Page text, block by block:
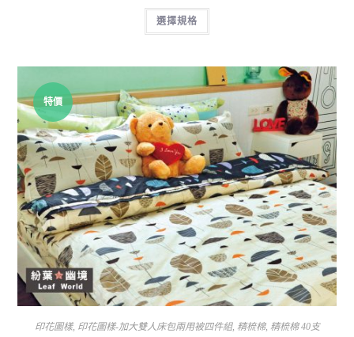
選擇規格
特價
印花圖樣, 印花圖樣-加大雙人床包兩用被四件組, 精梳棉, 精梳棉 40支